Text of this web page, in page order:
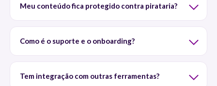
Meu conteúdo fica protegido contra pirataria?
Como é o suporte e o onboarding?
Tem integração com outras ferramentas?